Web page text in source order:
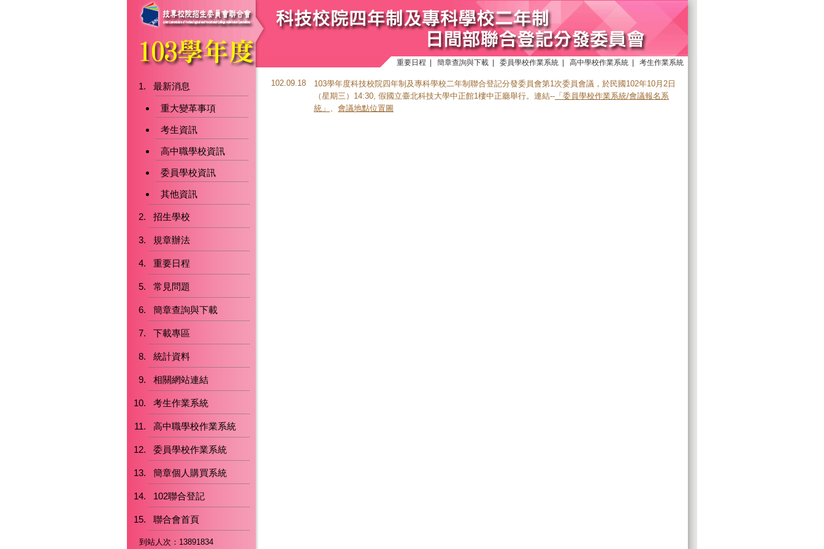
重要日程 簡章查詢與下載 委員學校作業系統 高中學校作業系統 考生作業系統
最新消息
重大變革事項
考生資訊
高中職學校資訊
委員學校資訊
其他資訊
招生學校
規章辦法
重要日程
常見問題
簡章查詢與下載
下載專區
統計資料
相關網站連結
考生作業系統
高中職學校作業系統
委員學校作業系統
簡章個人購買系統
102聯合登記
聯合會首頁
到站人次：13891834
102.09.18
103學年度科技校院四年制及專科學校二年制聯合登記分發委員會第1次委員會議，於民國102年10月2日
（星期三）14:30, 假國立臺北科技大學中正館1樓中正廳舉行。連結-- 「委員學校作業系統/會議報名系
統」 、 會議地點位置圖